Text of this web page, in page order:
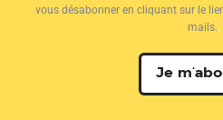
vous désabonner en cliquant sur le
mails.